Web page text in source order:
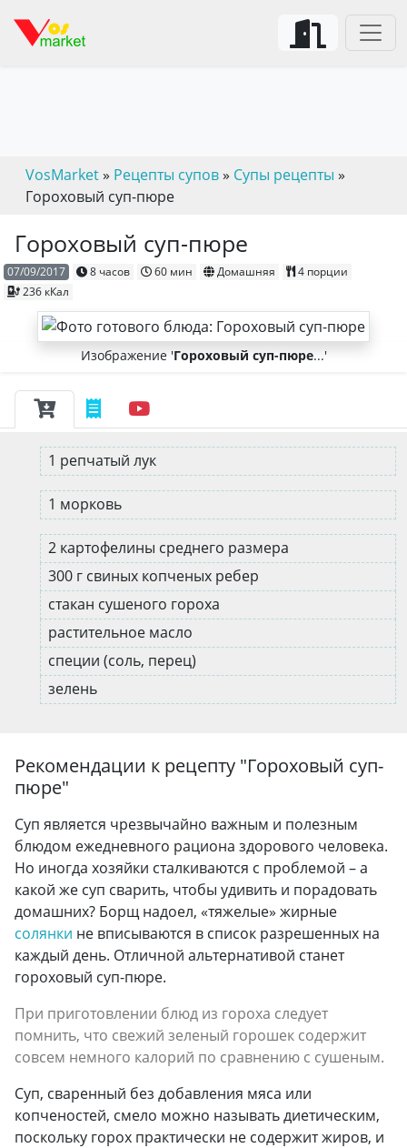
VosMarket» Рецепты супов» Супы рецепты »
Гороховый суп-пюре
Гороховый суп-пюре
07/09/2017 8 часов 60 мин Домашняя
4 порции
236 кКал
Изображение 'Гороховый суп-пюре...'
1 репчатый лук
1 морковь
2 картофелины среднего размера
300 г свиных копченых ребер
стакан сушеного гороха
растительное масло
специи (соль, перец)
зелень
Рекомендации к рецепту "Гороховый суп-
пюре"
Суп является чрезвычайно важным и полезным
блюдом ежедневного рациона здорового человека.
Но иногда хозяйки сталкиваются с проблемой – а
какой же суп сварить, чтобы удивить и порадовать
домашних? Борщ надоел, «тяжелые» жирные
солянки не вписываются в список разрешенных на
каждый день. Отличной альтернативой станет
гороховый суп-пюре.
При приготовлении блюд из гороха следует
помнить, что свежий зеленый горошек содержит
совсем немного калорий по сравнению с сушеным.
Суп, сваренный без добавления мяса или
копченостей, смело можно называть диетическим,
поскольку горох практически не содержит жиров, и